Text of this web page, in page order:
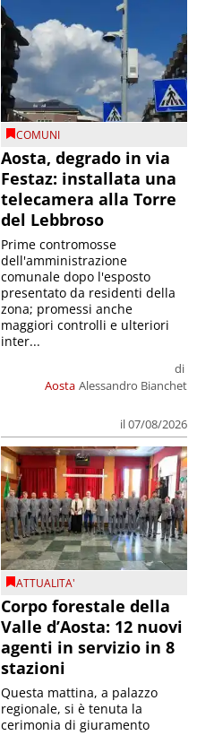
COMUNI
Aosta, degrado in via
Festaz: installata una
telecamera alla Torre
del Lebbroso
Aosta
di
Alessandro Bianchet
il 07/08/2026
Prime contromosse
dell'amministrazione
comunale dopo l'esposto
presentato da residenti della
zona; promessi anche
maggiori controlli e ulteriori
inter...
ATTUALITA'
Corpo forestale della
Valle d’Aosta: 12 nuovi
agenti in servizio in 8
stazioni
Questa mattina, a palazzo
regionale, si è tenuta la
cerimonia di giuramento